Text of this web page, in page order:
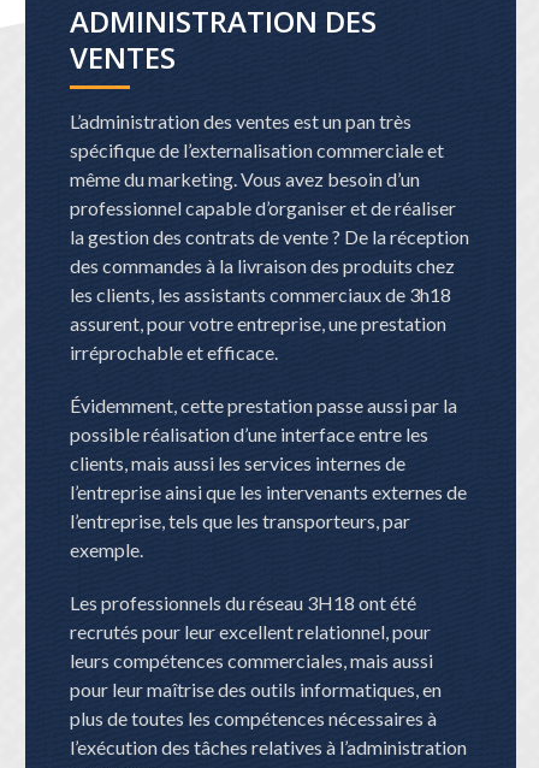
ADMINISTRATION DES
VENTES
L’administration des ventes est un pan très
spécifique de l’externalisation commerciale et
même du marketing. Vous avez besoin d’un
professionnel capable d’organiser et de réaliser
la gestion des contrats de vente ? De la réception
des commandes à la livraison des produits chez
les clients, les assistants commerciaux de 3h18
assurent, pour votre entreprise, une prestation
irréprochable et efficace.
Évidemment, cette prestation passe aussi par la
possible réalisation d’une interface entre les
clients, mais aussi les services internes de
l’entreprise ainsi que les intervenants externes de
l’entreprise, tels que les transporteurs, par
exemple.
Les professionnels du réseau 3H18 ont été
recrutés pour leur excellent relationnel, pour
leurs compétences commerciales, mais aussi
pour leur maîtrise des outils informatiques, en
plus de toutes les compétences nécessaires à
l’exécution des tâches relatives à l’administration